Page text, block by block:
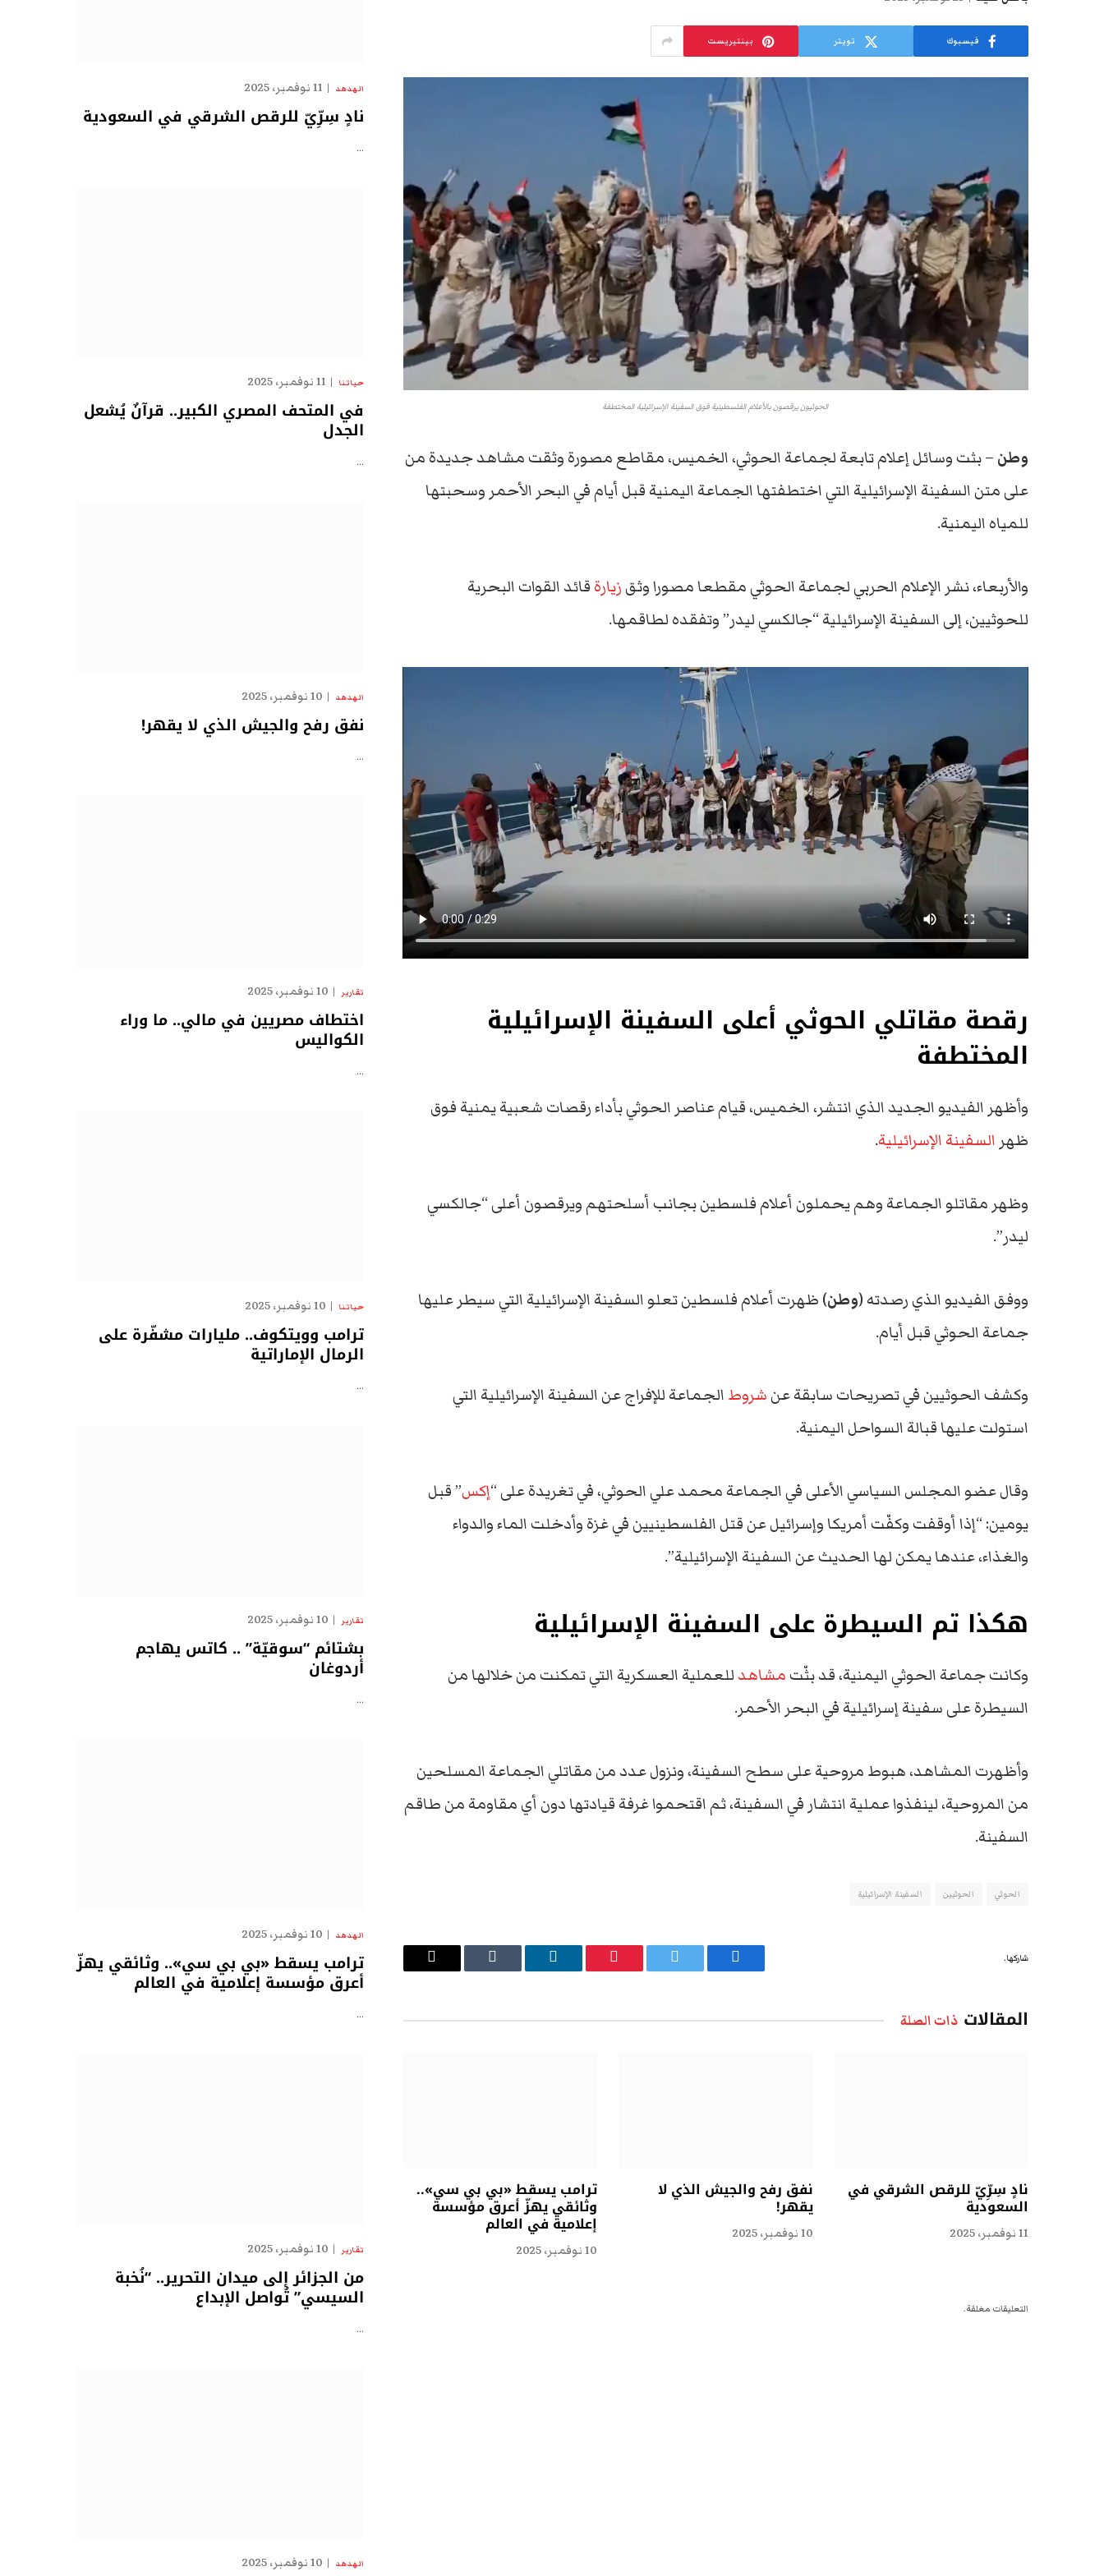
فيسبوك تويتر بينتيريست
الحوثيون يرقصون بالأعلام الفلسطينية فوق السفينة الإسرائيلية المختطفة
وطن – بثت وسائل إعلام تابعة لجماعة الحوثي، الخميس، مقاطع مصورة وثقت مشاهد جديدة من
على متن السفينة الإسرائيلية التي اختطفتها الجماعة اليمنية قبل أيام في البحر الأحمر وسحبتها
للمياه اليمنية.
والأربعاء، نشر الإعلام الحربي لجماعة الحوثي مقطعا مصورا وثقزيارةقائد القوات البحرية
للحوثيين، إلى السفينة الإسرائيلية “جالكسي ليدر” وتفقده لطاقمها.
رقصة مقاتلي الحوثي أعلى السفينة الإسرائيلية
المختطفة
وأظهر الفيديو الجديد الذي انتشر، الخميس، قيام عناصر الحوثي بأداء رقصات شعبية يمنية فوق
ظهر السفينة الإسرائيلية.
وظهر مقاتلو الجماعة وهم يحملون أعلام فلسطين بجانب أسلحتهم ويرقصون أعلى “جالكسي
ليدر”.
ووفق الفيديو الذي رصدته (وطن) ظهرت أعلام فلسطين تعلو السفينة الإسرائيلية التي سيطر عليها
جماعة الحوثي قبل أيام.
وكشف الحوثيين في تصريحات سابقة عنشروط الجماعة للإفراج عن السفينة الإسرائيلية التي
استولت عليها قبالة السواحل اليمنية.
وقال عضو المجلس السياسي الأعلى في الجماعة محمد علي الحوثي، في تغريدة على “إكس” قبل
يومين: “إذا أوقفت وكفّت أمريكا وإسرائيل عن قتل الفلسطينيين في غزة وأدخلت الماء والدواء
والغذاء، عندها يمكن لها الحديث عن السفينة الإسرائيلية”.
هكذا تم السيطرة على السفينة الإسرائيلية
وكانت جماعة الحوثي اليمنية، قد بثّتمشاهدللعملية العسكرية التي تمكنت من خلالها من
السيطرة على سفينة إسرائيلية في البحر الأحمر.
وأظهرت المشاهد، هبوط مروحية على سطح السفينة، ونزول عدد من مقاتلي الجماعة المسلحين
من المروحية، لينفذوا عملية انتشار في السفينة، ثم اقتحموا غرفة قيادتها دون أي مقاومة من طاقم
السفينة.
الحوثي الحوثيين السفينة الإسرائيلية
شاركها.
فيسبوك تويتر بينتيريست لينكدإن Tumblr
البريد
المقالات ذات الصلة
نادٍ سِرِّيّ للرقص الشرقي في
السعودية
11 نوفمبر، 2025
نفق رفح والجيش الذي لا
يقهر!
10 نوفمبر، 2025
ترامب يسقط «بي بي سي»..
وثائقي يهزّ أعرق مؤسسة
إعلامية في العالم
10 نوفمبر، 2025
التعليقات مغلقة.
الهدهد 11 نوفمبر، 2025
نادٍ سِرِّيّ للرقص الشرقي في السعودية
…
حياتنا 11 نوفمبر، 2025
في المتحف المصري الكبير.. قرآنٌ يُشعل
الجدل
…
الهدهد 10 نوفمبر، 2025
نفق رفح والجيش الذي لا يقهر!
…
تقارير 10 نوفمبر، 2025
اختطاف مصريين في مالي.. ما وراء
الكواليس
…
حياتنا 10 نوفمبر، 2025
ترامب وويتكوف.. مليارات مشفّرة على
الرمال الإماراتية
…
تقارير 10 نوفمبر، 2025
بشتائم “سوقيّة” .. كاتس يهاجم
أردوغان
…
الهدهد 10 نوفمبر، 2025
ترامب يسقط «بي بي سي».. وثائقي يهزّ
أعرق مؤسسة إعلامية في العالم
…
تقارير 10 نوفمبر، 2025
من الجزائر إلى ميدان التحرير.. “نُخبة
السيسي” تُواصل الإبداع
…
الهدهد 10 نوفمبر، 2025